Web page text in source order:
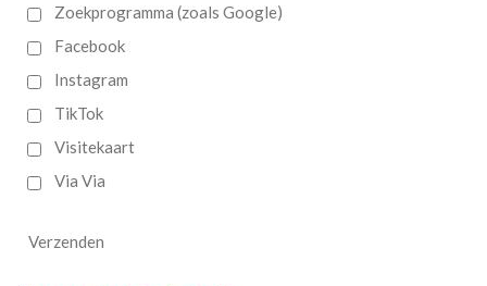
Zoekprogramma (zoals Google)
Facebook
Instagram
TikTok
Visitekaart
Via Via
Verzenden